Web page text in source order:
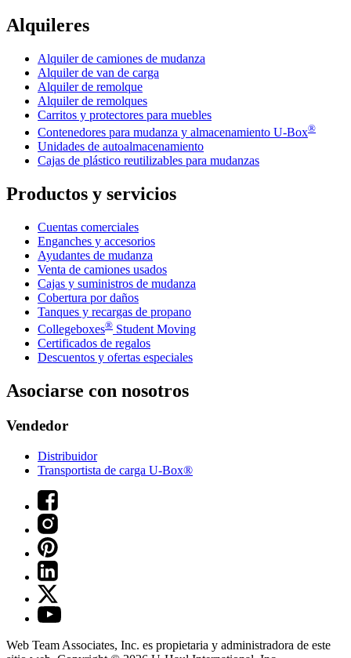
Alquileres
Alquiler de camiones de mudanza
Alquiler de van de carga
Alquiler de remolque
Alquiler de remolques
Carritos y protectores para muebles
Contenedores para mudanza y almacenamiento U-Box®
Unidades de autoalmacenamiento
Cajas de plástico reutilizables para mudanzas
Productos y servicios
Cuentas comerciales
Enganches y accesorios
Ayudantes de mudanza
Venta de camiones usados
Cajas y suministros de mudanza
Cobertura por daños
Tanques y recargas de propano
Collegeboxes® Student Moving
Certificados de regalos
Descuentos y ofertas especiales
Asociarse con nosotros
Vendedor
Distribuidor
Transportista de carga U-Box®
Web Team Associates, Inc. es propietaria y administradora de este